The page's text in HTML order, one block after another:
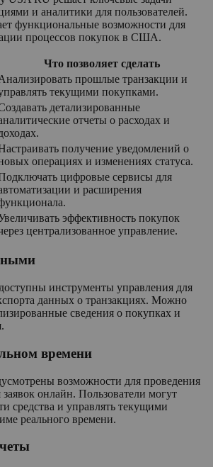
и аналитики для пользователей.
функциональные возможности для
процессов покупок в США.
Что позволяет сделать
прошлые транзакции и
текущими покупками.
детализированные
отчеты о расходах и
получение уведомлений о
операциях и изменениях статуса.
цифровые сервисы для
и расширения
эффективность покупок
централизованное управление.
инструменты управления для
данных о транзакциях. Можно
сведения о покупках и
времени
возможности для проведения
онлайн. Пользователи могут
средства и управлять текущими
реального времени.